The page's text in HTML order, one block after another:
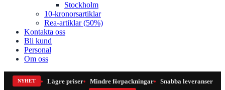
Stockholm
10-kronorsartiklar
Rea-artiklar (50%)
Kontakta oss
Bli kund
Personal
Om oss
NYHET Lägre priser Mindre förpackningar Snabba leveranser